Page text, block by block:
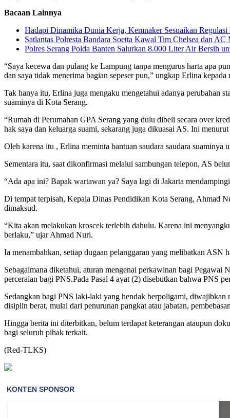
Bacaan Lainnya
Hadapi Dinamika Dunia Kerja, Kemnaker Sesuaikan
Satlantas Polresta Bandara Soetta Kawal Tim Chelsea dan
Polres Serang Polda Banten Salurkan 8.000 Liter Air Bersih
“Saya kecewa dan pulang ke Lampung tanpa mengurus harta apa
dan saya tidak menerima bagian sepeser pun,” ungkap Erlina kepada
Tak hanya itu, Erlina juga mengaku mengetahui adanya perubahan
suaminya di Kota Serang.
“Rumah di Perumahan GPA Serang yang dulu dibeli secara over
hak saya dan keluarga suami, sekarang juga dikuasai AS. Ini
Oleh karena itu , Erlina meminta bantuan saudara saudara suaminya
Sementara itu, saat dikonfirmasi melalui sambungan telepon, AS
“Ada apa ini? Bapak wartawan ya? Saya lagi di Jakarta
Di tempat terpisah, Kepala Dinas Pendidikan Kota Serang, Ahmad
dimaksud.
“Kita akan melakukan kroscek terlebih dahulu. Karena ini
berlaku,” ujar Ahmad Nuri.
Ia menambahkan, setiap dugaan pelanggaran yang melibatkan ASN
Sebagaimana diketahui, aturan mengenai perkawinan bagi
perceraian bagi PNS.Pada Pasal 4 ayat (2) disebutkan bahwa PNS
Sedangkan bagi PNS laki-laki yang hendak berpoligami, diwajibkan
disiplin berat, mulai dari penurunan pangkat atau jabatan,
Hingga berita ini diterbitkan, belum terdapat keterangan ataupun
bagi seluruh pihak terkait.
(Red-TLKS)